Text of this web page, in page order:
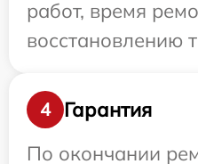
работ, время
восстановлению
4
Гарантия
По окончании